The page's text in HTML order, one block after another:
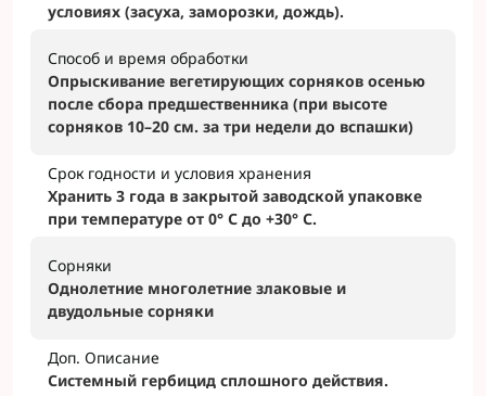
условиях (засуха, заморозки, дождь).
Способ и время обработки
Опрыскивание вегетирующих сорняков осенью
после сбора предшественника (при высоте
сорняков 10–20 см. за три недели до вспашки)
Срок годности и условия хранения
Хранить 3 года в закрытой заводской упаковке
при температуре от 0° С до +30° С.
Сорняки
Однолетние многолетние злаковые и
двудольные сорняки
Доп. Описание
Системный гербицид сплошного действия.